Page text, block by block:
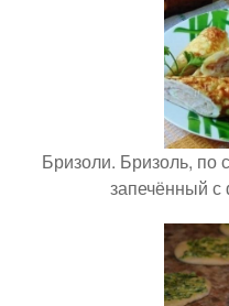
Бризоли. Бризоль, по
запечённый